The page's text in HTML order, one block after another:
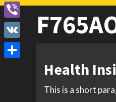
Health
This is a short
Telegram
Viber
VK
Отправить